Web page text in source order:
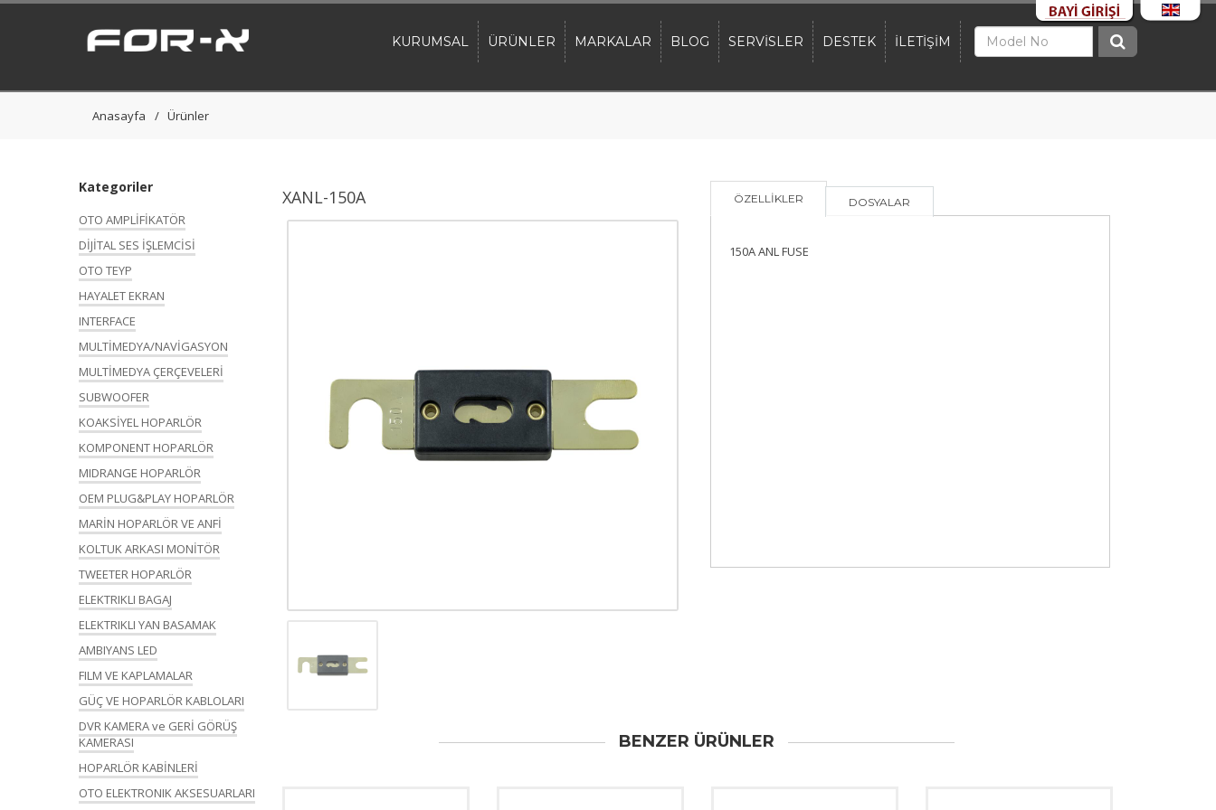
KURUMSAL ÜRÜNLER MARKALAR BLOG SERVİSLER DESTEK İLETİŞİM
Anasayfa Ürünler
Kategoriler
OTO AMPLİFİKATÖR
DİJİTAL SES İŞLEMCİSİ
OTO TEYP
HAYALET EKRAN
INTERFACE
MULTİMEDYA/NAVİGASYON
MULTİMEDYA ÇERÇEVELERİ
SUBWOOFER
KOAKSİYEL HOPARLÖR
KOMPONENT HOPARLÖR
MIDRANGE HOPARLÖR
OEM PLUG&PLAY HOPARLÖR
MARİN HOPARLÖR VE ANFİ
KOLTUK ARKASI MONİTÖR
TWEETER HOPARLÖR
ELEKTRIKLI BAGAJ
ELEKTRIKLI YAN BASAMAK
AMBIYANS LED
FILM VE KAPLAMALAR
GÜÇ VE HOPARLÖR KABLOLARI
DVR KAMERA ve GERİ GÖRÜŞ
KAMERASI
HOPARLÖR KABİNLERİ
OTO ELEKTRONIK AKSESUARLARI
XANL-150A ÖZELLİKLER DOSYALAR
150A ANL FUSE
BENZER ÜRÜNLER